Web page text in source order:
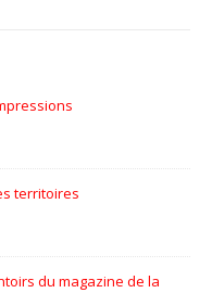
de demain
en édition limitée